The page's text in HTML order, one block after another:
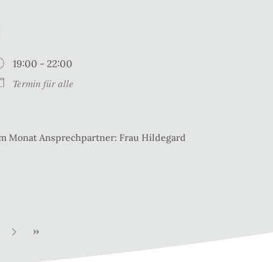
19:00 - 22:00
Termin für alle
Monat Ansprechpartner: Frau Hildegard